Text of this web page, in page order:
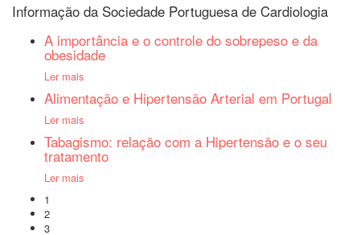
Informação da Sociedade Portuguesa de Cardiologia
A importância e o controle do sobrepeso e da
obesidade
Ler mais
Alimentação e Hipertensão Arterial em Portugal
Ler mais
Tabagismo: relação com a Hipertensão e o seu
tratamento
Ler mais
1
2
3